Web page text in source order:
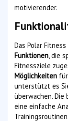
motivierender.
Das Polar
Funktionen, die
Fitnessziele
Möglichkeiten
unterstützt es
überwachen.
eine einfache
Trainingsroutinen.